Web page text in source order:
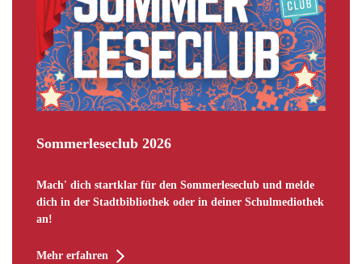
Sommerleseclub 2026
Mach' dich startklar für den Sommerleseclub und melde
dich in der Stadtbibliothek oder in deiner Schulmediothek
an!
Mehr erfahren